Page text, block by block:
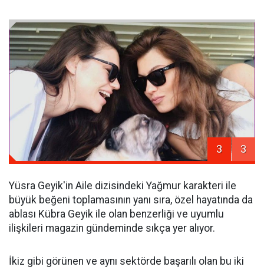
3 3
Yüsra Geyik'in Aile dizisindeki Yağmur karakteri ile
büyük beğeni toplamasının yanı sıra, özel hayatında da
ablası Kübra Geyik ile olan benzerliği ve uyumlu
ilişkileri magazin gündeminde sıkça yer alıyor.
İkiz gibi görünen ve aynı sektörde başarılı olan bu iki